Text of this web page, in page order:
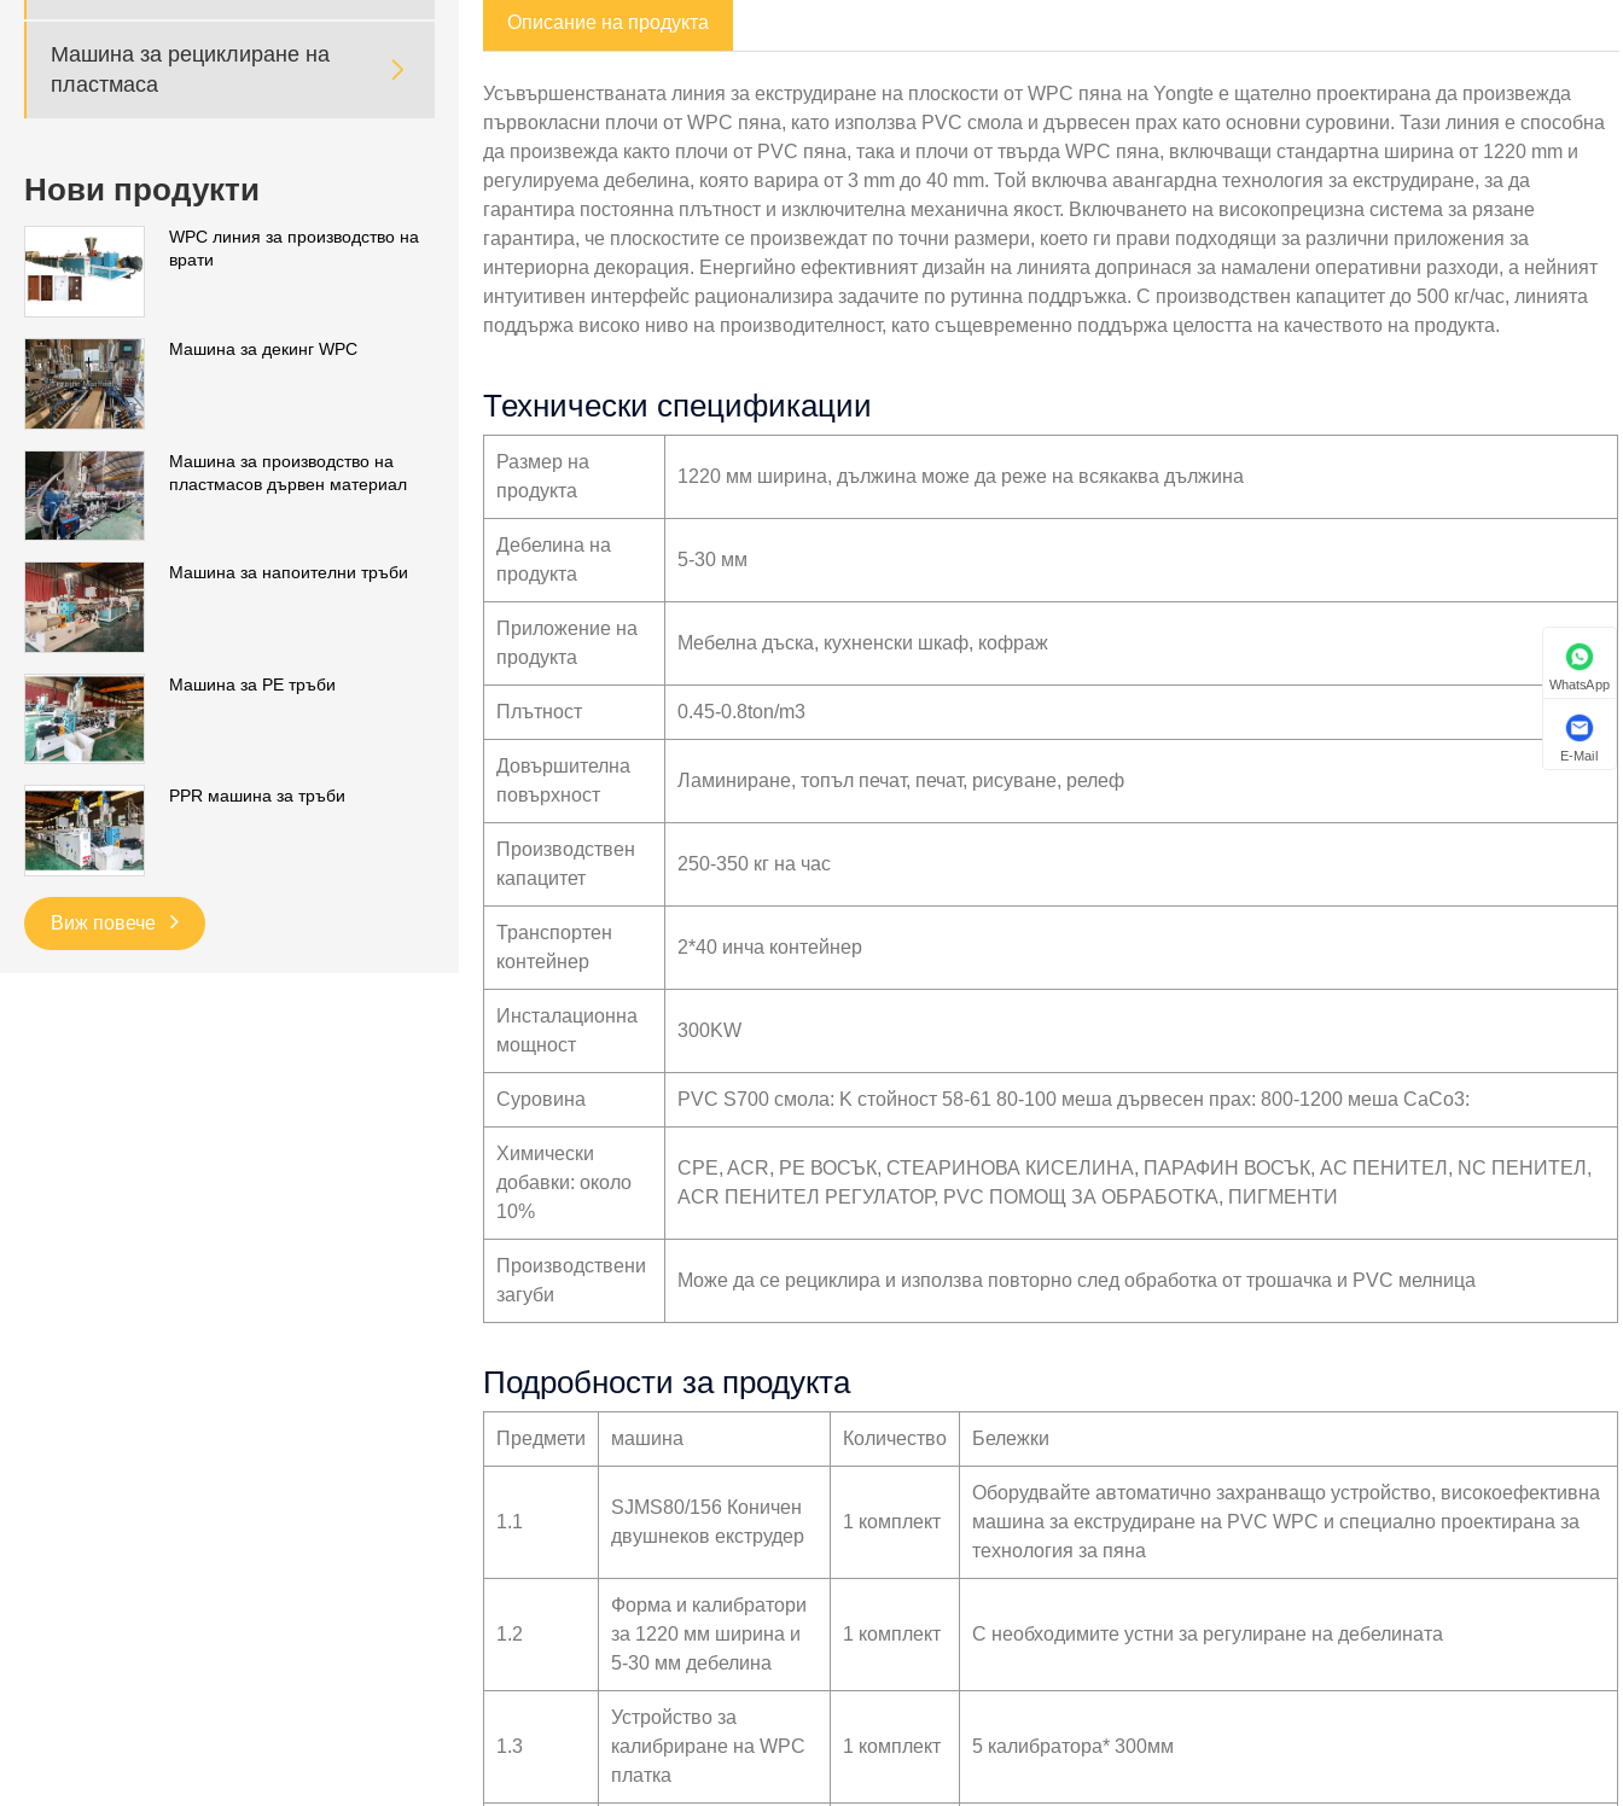
Машина за рециклиране на
пластмаса

Нови продукти
WPC линия за производство на
врати
Машина за декинг WPC
Машина за производство на
пластмасов дървен материал
Машина за напоителни тръби
Машина за PE тръби
PPR машина за тръби
Виж повече
Описание на продукта
Усъвършенстваната линия за екструдиране на плоскости от WPC пяна на Yongte е щателно проектирана да произвежда
първокласни плочи от WPC пяна, като използва PVC смола и дървесен прах като основни суровини. Тази линия е способна
да произвежда както плочи от PVC пяна, така и плочи от твърда WPC пяна, включващи стандартна ширина от 1220 mm и
регулируема дебелина, която варира от 3 mm до 40 mm. Той включва авангардна технология за екструдиране, за да
гарантира постоянна плътност и изключителна механична якост. Включването на високопрецизна система за рязане
гарантира, че плоскостите се произвеждат по точни размери, което ги прави подходящи за различни приложения за
интериорна декорация. Енергийно ефективният дизайн на линията допринася за намалени оперативни разходи, а нейният
интуитивен интерфейс рационализира задачите по рутинна поддръжка. С производствен капацитет до 500 кг/час, линията
поддържа високо ниво на производителност, като същевременно поддържа целостта на качеството на продукта.
Технически спецификации
Размер на
продукта
1220 мм ширина, дължина може да реже на всякаква дължина
Дебелина на
продукта
5-30 мм
Приложение на
продукта
Мебелна дъска, кухненски шкаф, кофраж
Плътност 0.45-0.8ton/m3
Довършителна
повърхност
Ламиниране, топъл печат, печат, рисуване, релеф
Производствен
капацитет
250-350 кг на час
Транспортен
контейнер
2*40 инча контейнер
Инсталационна
мощност
300KW
Суровина PVC S700 смола: K стойност 58-61 80-100 меша дървесен прах: 800-1200 меша CaCo3:
Химически
добавки: около
10%
CPE, ACR, PE ВОСЪК, СТЕАРИНОВА КИСЕЛИНА, ПАРАФИН ВОСЪК, AC ПЕНИТЕЛ, NC ПЕНИТЕЛ,
ACR ПЕНИТЕЛ РЕГУЛАТОР, PVC ПОМОЩ ЗА ОБРАБОТКА, ПИГМЕНТИ
Производствени
загуби
Може да се рециклира и използва повторно след обработка от трошачка и PVC мелница
Подробности за продукта
Предмети машина Количество Бележки
1.1
SJMS80/156 Коничен
двушнеков екструдер
1 комплект
Оборудвайте автоматично захранващо устройство, високоефективна
машина за екструдиране на PVC WPC и специално проектирана за
технология за пяна
1.2
Форма и калибратори
за 1220 мм ширина и
5-30 мм дебелина
1 комплект С необходимите устни за регулиране на дебелината
1.3
Устройство за
калибриране на WPC
платка
1 комплект 5 калибратора* 300мм
WhatsApp
E-Mail